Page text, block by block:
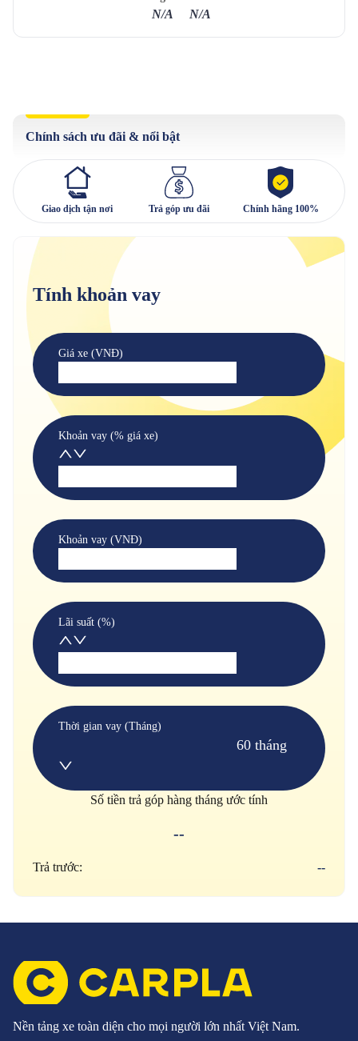
N/A N/A
Chính sách ưu đãi & nổi bật
Giao dịch tận nơi Trả góp ưu đãi Chính hãng 100%
Tính khoản vay
Giá xe (VNĐ)
Khoản vay (% giá xe)
Khoản vay (VNĐ)
Lãi suất (%)
Thời gian vay (Tháng)
60 tháng
Số tiền trả góp hàng tháng ước tính
--
Trả trước: --
Nền tảng xe toàn diện cho mọi người lớn nhất Việt Nam.